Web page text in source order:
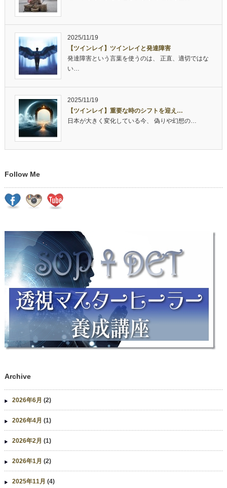
2025/11/19
【ツインレイ】ツインレイと発達障害
発達障害という言葉を使うのは、 正直、適切ではな
い…
2025/11/19
【ツインレイ】重要な時のシフトを迎え…
日本が大きく変化している今、 偽りや幻想の…
Follow Me
Archive
2026年6月 (2)
2026年4月 (1)
2026年2月 (1)
2026年1月 (2)
2025年11月 (4)